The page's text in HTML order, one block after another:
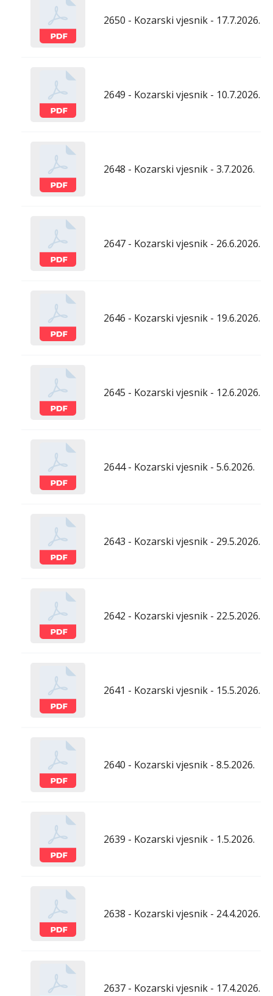
2650 - Kozarski vjesnik - 17.7.2026.
2649 - Kozarski vjesnik - 10.7.2026.
2648 - Kozarski vjesnik - 3.7.2026.
2647 - Kozarski vjesnik - 26.6.2026.
2646 - Kozarski vjesnik - 19.6.2026.
2645 - Kozarski vjesnik - 12.6.2026.
2644 - Kozarski vjesnik - 5.6.2026.
2643 - Kozarski vjesnik - 29.5.2026.
2642 - Kozarski vjesnik - 22.5.2026.
2641 - Kozarski vjesnik - 15.5.2026.
2640 - Kozarski vjesnik - 8.5.2026.
2639 - Kozarski vjesnik - 1.5.2026.
2638 - Kozarski vjesnik - 24.4.2026.
2637 - Kozarski vjesnik - 17.4.2026.